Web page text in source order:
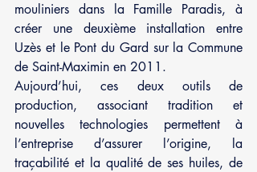
mouliniers dans la Famille Paradis, à
créer une deuxième installation entre
Uzès et le Pont du Gard sur la Commune
de Saint-Maximin en 2011.
Aujourd’hui, ces deux outils de
production, associant tradition et
nouvelles technologies permettent à
l’entreprise d’assurer l’origine, la
traçabilité et la qualité de ses huiles, de